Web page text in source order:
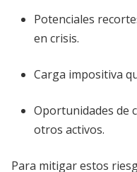
Potenciales
en crisis.
Carga impositiva
Oportunidades de
otros activos.
Para mitigar estos